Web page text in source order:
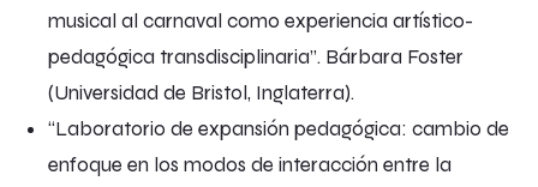
musical al carnaval como experiencia artístico-
pedagógica transdisciplinaria”. Bárbara Foster
(Universidad de Bristol, Inglaterra).
“Laboratorio de expansión pedagógica: cambio de
enfoque en los modos de interacción entre la